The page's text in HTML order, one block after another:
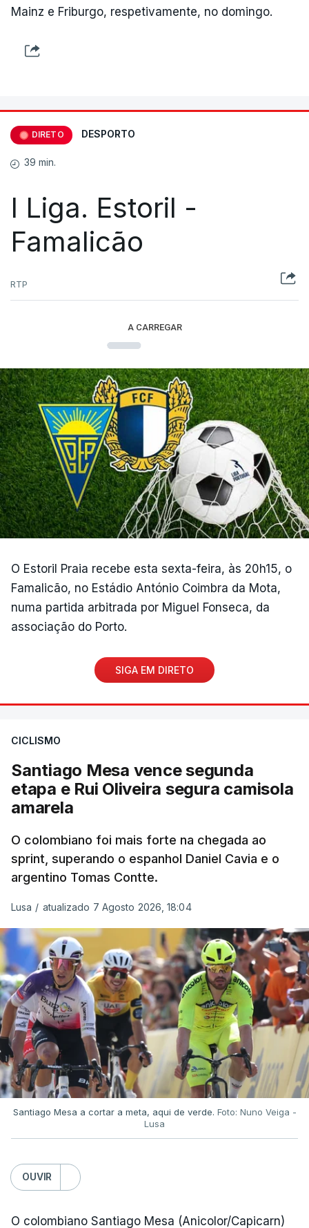
Mainz e Friburgo, respetivamente, no domingo.
DIRETO DESPORTO
39 min.
I Liga. Estoril -
Famalicão
RTP
A CARREGAR
O Estoril Praia recebe esta sexta-feira, às 20h15, o
Famalicão, no Estádio António Coimbra da Mota,
numa partida arbitrada por Miguel Fonseca, da
associação do Porto.
SIGA EM DIRETO
CICLISMO
Santiago Mesa vence segunda
etapa e Rui Oliveira segura camisola
amarela
O colombiano foi mais forte na chegada ao
sprint, superando o espanhol Daniel Cavia e o
argentino Tomas Contte.
Lusa / atualizado 7 Agosto 2026, 18:04
Santiago Mesa a cortar a meta, aqui de verde. Foto: Nuno Veiga -
Lusa
OUVIR
O colombiano Santiago Mesa (Anicolor/Capicarn)